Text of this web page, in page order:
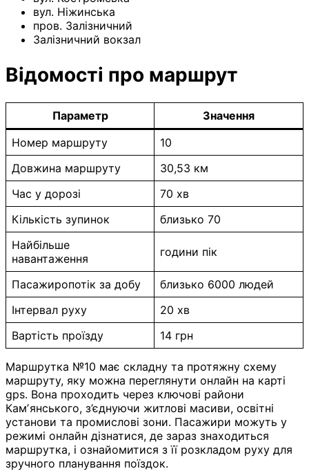
вул. Ніжинська
пров. Залізничний
Залізничний вокзал
Відомості про маршрут
Параметр
Значення
Номер маршруту
10
Довжина маршруту
30,53 км
Час у дорозі
70 хв
Кількість зупинок
близько 70
Найбільше
навантаження
години пік
Пасажиропотік за добу
близько 6000 людей
Інтервал руху
20 хв
Вартість проїзду
14 грн
Маршрутка №10 має складну та протяжну схему
маршруту, яку можна переглянути онлайн на карті
gps. Вона проходить через ключові райони
Камʼянського, з’єднуючи житлові масиви, освітні
установи та промислові зони. Пасажири можуть у
режимі онлайн дізнатися, де зараз знаходиться
маршрутка, і ознайомитися з її розкладом руху для
зручного планування поїздок.